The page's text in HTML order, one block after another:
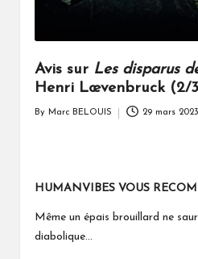
Avis sur Les disparus
Henri Lœvenbruck (2/
By Marc BELOUIS 29 mars 2023
HUMANVIBES VOUS
Même un épais brouillard ne
diabolique...